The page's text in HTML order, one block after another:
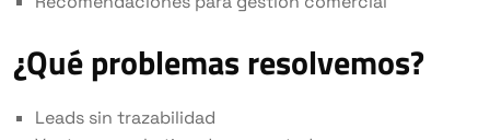
¿Qué problemas resolvemos?
Leads sin trazabilidad